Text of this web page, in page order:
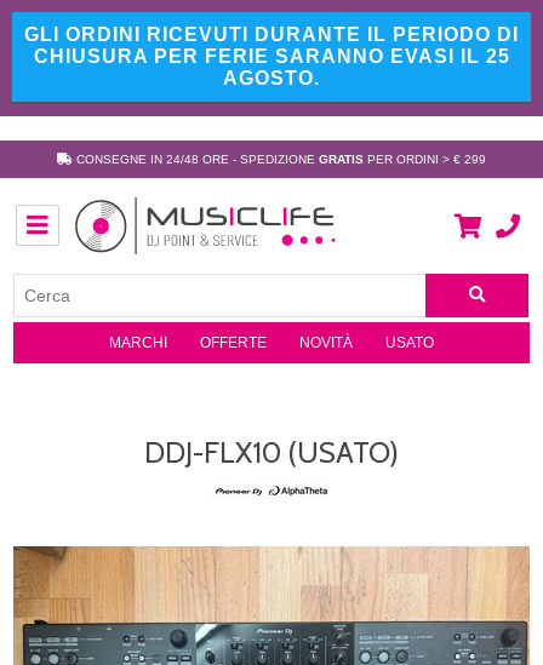
GLI ORDINI RICEVUTI DURANTE IL PERIODO DI
CHIUSURA PER FERIE SARANNO EVASI IL 25
AGOSTO.
CONSEGNE IN 24/48 ORE - SPEDIZIONE GRATIS PER ORDINI > € 299
MARCHI OFFERTE NOVITÀ USATO
DDJ-FLX10 (USATO)